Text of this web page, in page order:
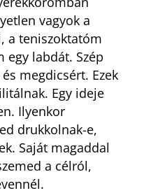
vagyok a
a teniszoktatóm
labdát. Szép
megdicsért. Ezek
Egy ideje
Ilyenkor
drukkolnak-e,
Saját magaddal
a célról,